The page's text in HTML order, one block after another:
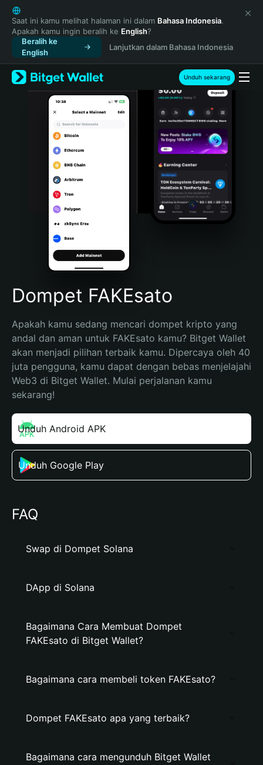
English
日本語
Tiếng Việt
Русский
Español (Latinoamérica)
Türkçe
Italiano
Português (Portugal)
Bahasa Indonesia
Português (Brasil)
Español (Argentina)
Saat ini kamu melihat halaman ini dalam Bahasa Indonesia.
Apakah kamu ingin beralih ke English?
Beralih ke
English
Lanjutkan dalam Bahasa Indonesia
Unduh sekarang
Dompet FAKEsato
Apakah kamu sedang mencari dompet kripto yang
andal dan aman untuk FAKEsato kamu? Bitget Wallet
akan menjadi pilihan terbaik kamu. Dipercaya oleh 40
juta pengguna, kamu dapat dengan bebas menjelajahi
Web3 di Bitget Wallet. Mulai perjalanan kamu
sekarang!
Unduh Android APK
Unduh Google Play
FAQ
Swap di Dompet Solana
DApp di Solana
Bagaimana Cara Membuat Dompet
FAKEsato di Bitget Wallet?
Bagaimana cara membeli token FAKEsato?
Dompet FAKEsato apa yang terbaik?
Bagaimana cara mengunduh Bitget Wallet